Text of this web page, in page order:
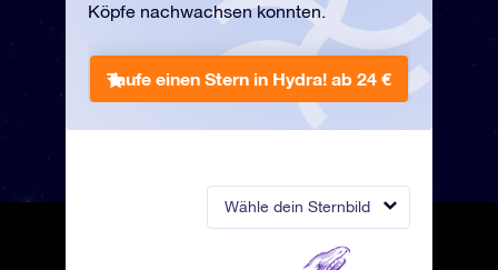
Wähle dein Sternbild
Köpfe nachwachsen konnten.
Taufe einen Stern in Hydra! ab 24 €